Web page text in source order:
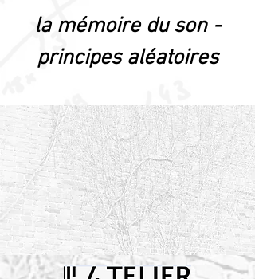
la mémoire du son -
principes aléatoires